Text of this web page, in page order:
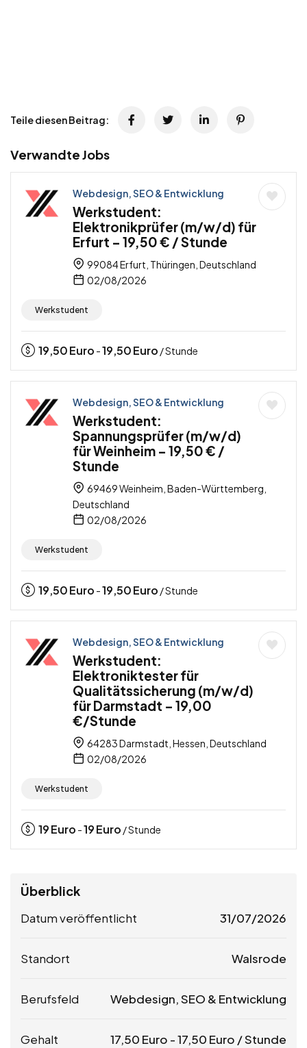
Teile diesen Beitrag:
Verwandte Jobs
Webdesign, SEO & Entwicklung
Werkstudent:
Elektronikprüfer (m/w/d) für
Erfurt – 19,50 € / Stunde
99084 Erfurt, Thüringen, Deutschland
02/08/2026
Werkstudent
19,50Euro -19,50Euro / Stunde
Webdesign, SEO & Entwicklung
Werkstudent:
Spannungsprüfer (m/w/d)
für Weinheim – 19,50 € /
Stunde
69469 Weinheim, Baden-Württemberg,
Deutschland
02/08/2026
Werkstudent
19,50Euro -19,50Euro / Stunde
Webdesign, SEO & Entwicklung
Werkstudent:
Elektroniktester für
Qualitätssicherung (m/w/d)
für Darmstadt – 19,00
€/Stunde
64283 Darmstadt, Hessen, Deutschland
02/08/2026
Werkstudent
19Euro -19Euro / Stunde
Überblick
Datum veröffentlicht 31/07/2026
Standort Walsrode
Berufsfeld Webdesign, SEO & Entwicklung
Gehalt 17,50 Euro -17,50 Euro / Stunde